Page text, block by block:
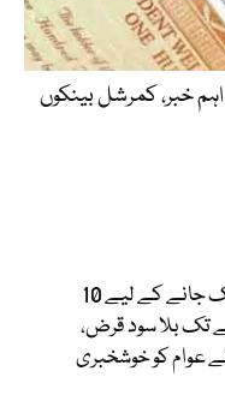
بیرون ملک جانے کے لیے 10
تک بلا سود قرض،
عوام کو خوشخبری
اہم خبر، کمرشل بینکوں